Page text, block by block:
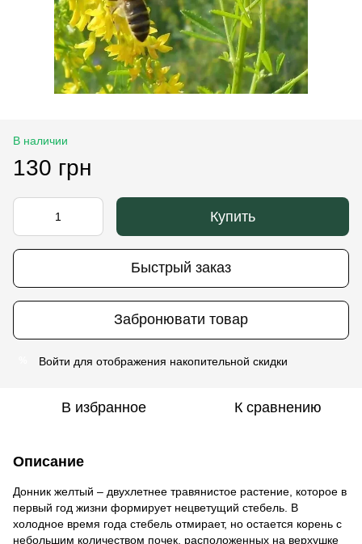
В наличии
130 грн
Купить
Быстрый заказ
Забронювати товар
Войти для отображения накопительной скидки
В избранное К сравнению
Описание
Донник желтый – двухлетнее травянистое растение, которое в
первый год жизни формирует нецветущий стебель. В
холодное время года стебель отмирает, но остается корень с
небольшим количеством почек, расположенных на верхушке